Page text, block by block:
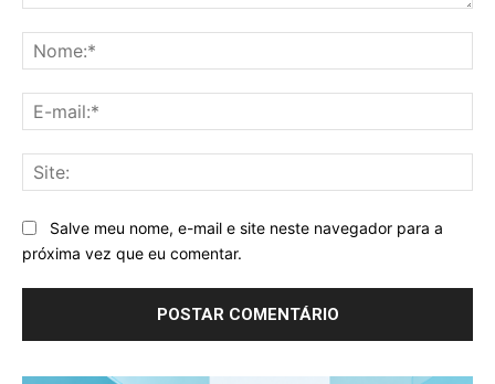
Salve meu nome, e-mail e site neste navegador para a
próxima vez que eu comentar.